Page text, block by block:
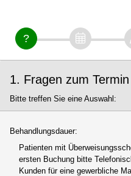
1. Fragen zum Termin
Bitte treffen Sie eine Auswahl:
Behandlungsdauer:
Patienten mit
ersten Buchung bitte
Kunden für eine gewerbliche